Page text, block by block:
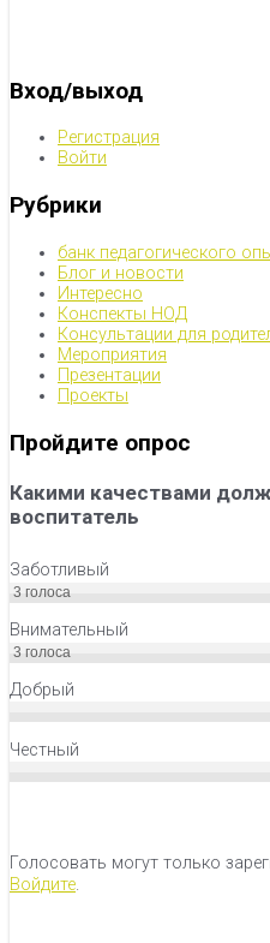
Вход/выход
Регистрация
Войти
Рубрики
банк педагогического
Блог и новости
Интересно
Конспекты НОД
Консультации для
Мероприятия
Презентации
Проекты
Пройдите опрос
Какими качествами
воспитатель
Заботливый
3голоса
Внимательный
3голоса
Добрый
Честный
Голосовать могут только
Войдите.